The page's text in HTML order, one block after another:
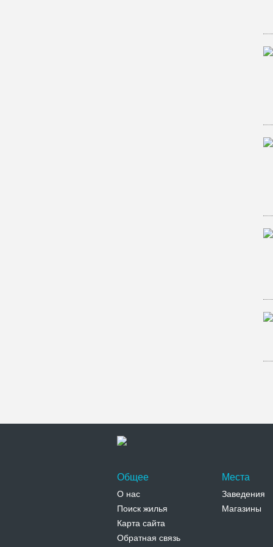
Общее
О нас
Поиск жилья
Карта сайта
Обратная связь
Места
Заведения
Магазины